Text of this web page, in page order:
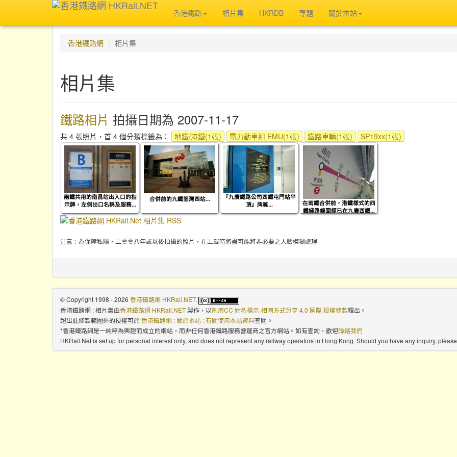
香港鐵路 相片集 HKRDB 專題 關於本站
香港鐵路網 相片集
相片集
鐵路相片 拍攝日期為 2007-11-17
共 4 張照片，首 4 個分類標籤為： 地鐵/港鐵(1張) 電力動車組 EMU(1張) 鐵路車輛(1張) SP19xx(1張)
兩鐵共用的南昌站出入口的指
示牌，左側出口名稱及服務...
合併前的九鐵荃灣西站...
『九廣鐵路公司西鐵屯門站平
頂』牌匾...
在兩鐵合併前，港鐵樣式的西
鐵綫路線圖經已在九廣西鐵...
注意：為保障私隱，二零零八年或以後拍攝的照片，在上載時將盡可能將非必要之人臉模糊處理
© Copyright 1998 - 2026 香港鐵路網 HKRail.NET.
香港鐵路網 : 相片集由香港鐵路網 HKRail.NET製作，以創用CC 姓名標示-相同方式分享 4.0 國際 授權條款釋出。
超出此條款範圍外的授權可於香港鐵路網 : 關於本站 : 有關使用本站資料查閱。
*香港鐵路網是一純粹為興趣而成立的網站，而非任何香港鐵路服務營運商之官方網站。如有查詢，歡迎聯絡我們
HKRail.Net is set up for personal interest only, and does not represent any railway operators in Hong Kong. Should you have any inquiry,